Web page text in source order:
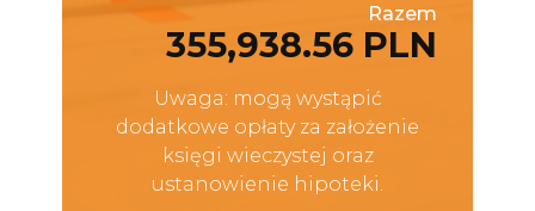
Razem
355,938.56 PLN
Uwaga: mogą wystąpić
dodatkowe opłaty za założenie
księgi wieczystej oraz
ustanowienie hipoteki.